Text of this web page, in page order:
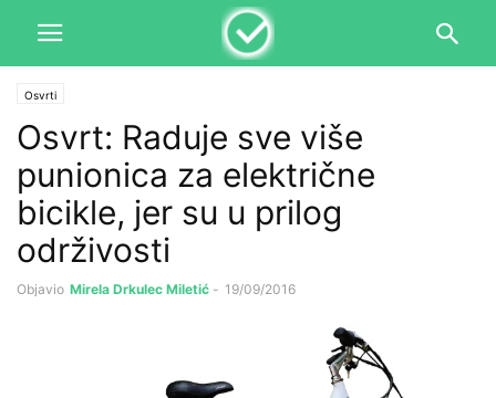
Osvrti
Osvrt: Raduje sve više
punionica za električne
bicikle, jer su u prilog
održivosti
Objavio Mirela Drkulec Miletić - 19/09/2016